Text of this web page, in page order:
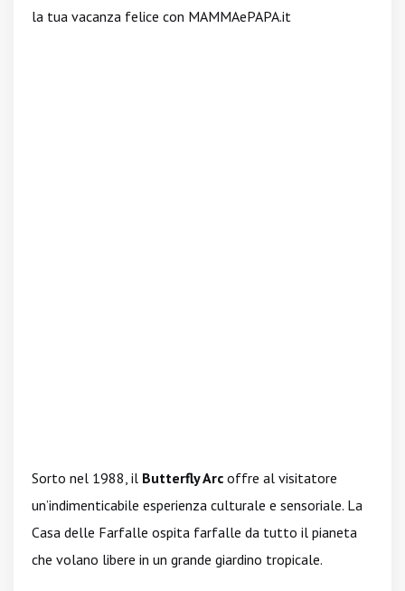
la tua vacanza felice con MAMMAePAPA.it
Sorto nel 1988, il Butterfly Arc offre al visitatore
un’indimenticabile esperienza culturale e sensoriale. La
Casa delle Farfalle ospita farfalle da tutto il pianeta
che volano libere in un grande giardino tropicale.